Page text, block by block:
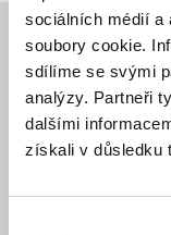
sociálních médií a
soubory cookie.
sdílíme se svými
analýzy. Partneři
dalšími
získali v důsledku
Související filmy